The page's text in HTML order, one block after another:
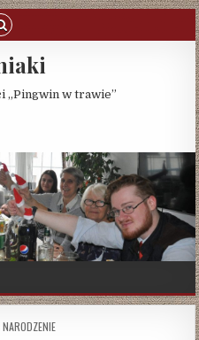
„Pingwin w trawie”
NARODZENIE